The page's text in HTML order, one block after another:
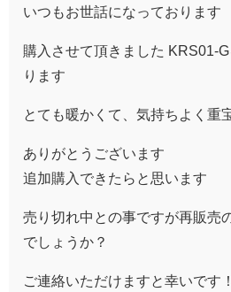
いつもお世話になっております
購入させて頂きました KRS01-
ります
とても暖かくて、気持ちよく重
ありがとうございます
追加購入できたらと思います
売り切れ中との事ですが再販売
でしょうか？
ご連絡いただけますと幸いです！